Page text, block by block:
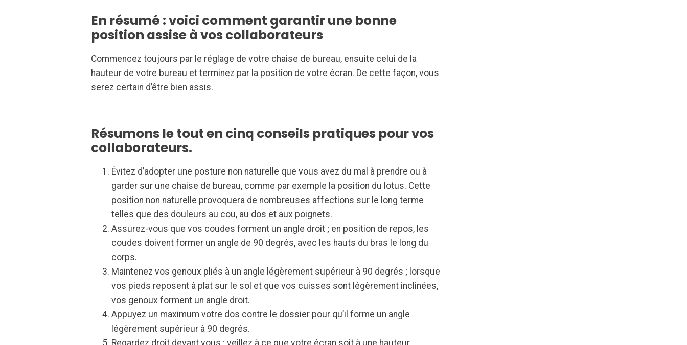
En résumé : voici comment garantir une bonne
position assise à vos collaborateurs
Commencez toujours par le réglage de votre chaise de bureau, ensuite celui de la
hauteur de votre bureau et terminez par la position de votre écran. De cette façon, vous
serez certain d’être bien assis.
Résumons le tout en cinq conseils pratiques pour vos
collaborateurs.
Évitez d’adopter une posture non naturelle que vous avez du mal à prendre ou à
garder sur une chaise de bureau, comme par exemple la position du lotus. Cette
position non naturelle provoquera de nombreuses affections sur le long terme
telles que des douleurs au cou, au dos et aux poignets.
Assurez-vous que vos coudes forment un angle droit ; en position de repos, les
coudes doivent former un angle de 90 degrés, avec les hauts du bras le long du
corps.
Maintenez vos genoux pliés à un angle légèrement supérieur à 90 degrés ; lorsque
vos pieds reposent à plat sur le sol et que vos cuisses sont légèrement inclinées,
vos genoux forment un angle droit.
Appuyez un maximum votre dos contre le dossier pour qu’il forme un angle
légèrement supérieur à 90 degrés.
Regardez droit devant vous ; veillez à ce que votre écran soit à une hauteur